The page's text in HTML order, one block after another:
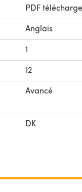
PDF
Anglais
1
12
Avancé
DK